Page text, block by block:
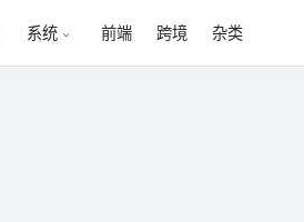
系统 前端 跨境 杂类